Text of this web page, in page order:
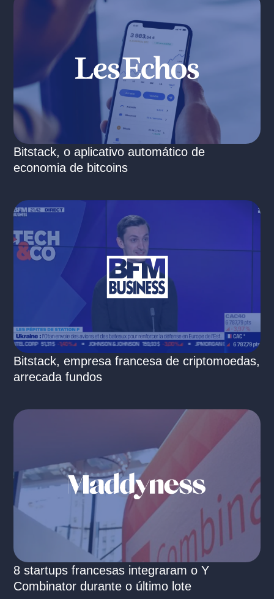
Bitstack, o aplicativo automático de
economia de bitcoins
Bitstack, empresa francesa de criptomoedas,
arrecada fundos
8 startups francesas integraram o Y
Combinator durante o último lote